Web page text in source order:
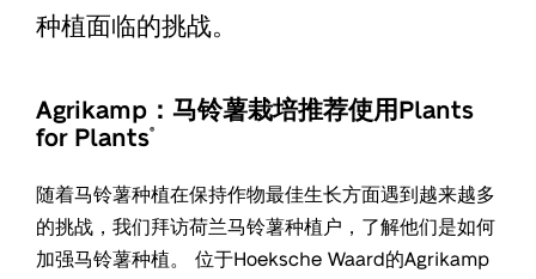
种植面临的挑战。
Agrikamp：马铃薯栽培推荐使用Plants
for Plants®
随着马铃薯种植在保持作物最佳生长方面遇到越来越多
的挑战，我们拜访荷兰马铃薯种植户，了解他们是如何
加强马铃薯种植。 位于Hoeksche Waard的Agrikamp